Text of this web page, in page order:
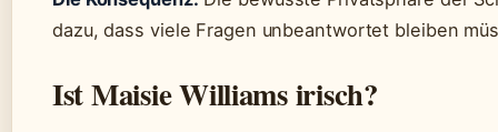
dazu, dass viele Fragen unbeantwortet bleiben
Ist Maisie Williams irisch?